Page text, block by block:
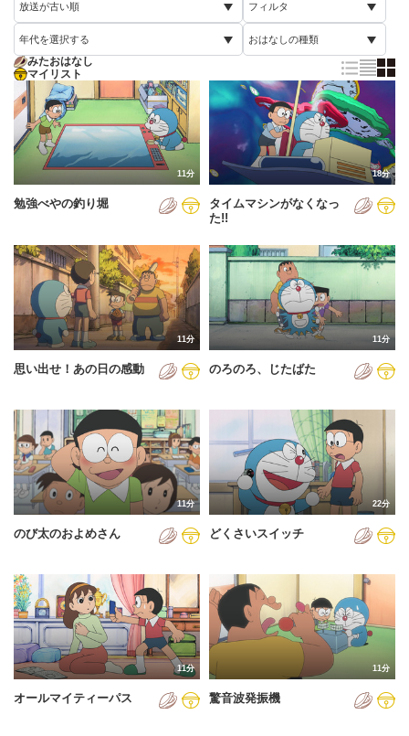
放送が古い順
放送が古い順
放送が新しい順
配信が古い順
配信が新しい順
あいうえお順(降順)
動画が長い順
動画が短い順
フィルタ
すべて
未視聴
年代を選択する
すべて
2005年
2006年
2007年
2008年
2011年
2012年
2013年
2014年
2015年
2016年
2017年
2019年
2020年
2021年
2022年
おはなしの種類
通常回
誕生日スペシャル
みたおはなし
マイリスト
11分
勉強べやの釣り堀
18分
タイムマシンがなくなっ
た!!
11分
思い出せ！あの日の感動
11分
のろのろ、じたばた
11分
のび太のおよめさん
22分
どくさいスイッチ
11分
オールマイティーパス
11分
驚音波発振機